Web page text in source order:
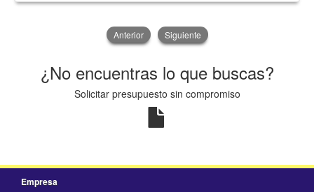
Anterior Siguiente
¿No encuentras lo que buscas?
Solicitar presupuesto sin compromiso
Empresa